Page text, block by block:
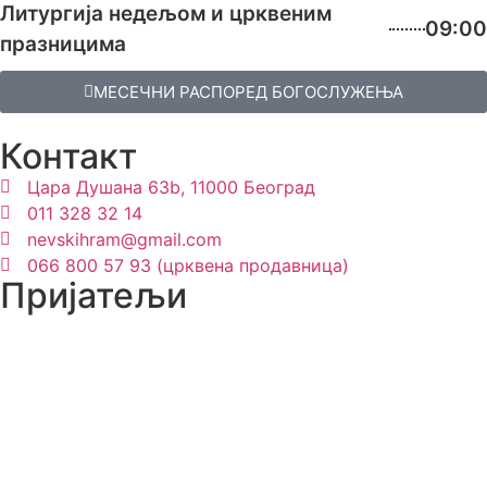
Литургија недељом и црквеним
празницима
09:00
МЕСЕЧНИ РАСПОРЕД БОГОСЛУЖЕЊА
Контакт
Цара Душана 63b, 11000 Београд
011 328 32 14
nevskihram@gmail.com
066 800 57 93 (црквена продавница)
Пријатељи